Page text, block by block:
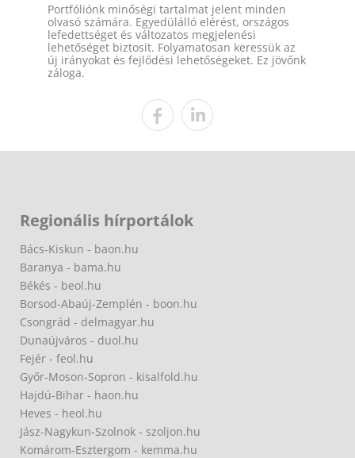
Portfóliónk minőségi tartalmat jelent minden
olvasó számára. Egyedülálló elérést, országos
lefedettséget és változatos megjelenési
lehetőséget biztosít. Folyamatosan keressük az
új irányokat és fejlődési lehetőségeket. Ez jövőnk
záloga.
Regionális hírportálok
Bács-Kiskun - baon.hu
Baranya - bama.hu
Békés - beol.hu
Borsod-Abaúj-Zemplén - boon.hu
Csongrád - delmagyar.hu
Dunaújváros - duol.hu
Fejér - feol.hu
Győr-Moson-Sopron - kisalfold.hu
Hajdú-Bihar - haon.hu
Heves - heol.hu
Jász-Nagykun-Szolnok - szoljon.hu
Komárom-Esztergom - kemma.hu